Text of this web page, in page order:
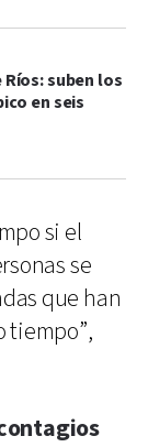
suben los
en seis
si el
se
que han
tiempo”,